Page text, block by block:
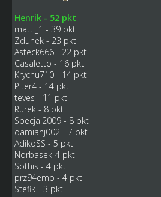
Henrik - 52 pkt
matti_1 - 39 pkt
Zdunek - 23 pkt
Asteck666 - 22 pkt
Casaletto - 16 pkt
Krychu710 - 14 pkt
Piter4 - 14 pkt
teves - 11 pkt
Rurek - 8 pkt
Specjal2009 - 8 pkt
damianj002 - 7 pkt
AdikoSS - 5 pkt
Norbasek-4 pkt
Sothis - 4 pkt
prz94emo - 4 pkt
Stefik - 3 pkt